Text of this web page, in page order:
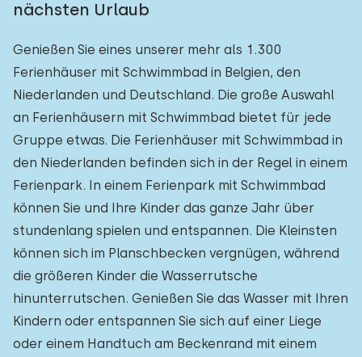
nächsten Urlaub
Genießen Sie eines unserer mehr als 1.300
Ferienhäuser mit Schwimmbad in Belgien, den
Niederlanden und Deutschland. Die große Auswahl
an Ferienhäusern mit Schwimmbad bietet für jede
Gruppe etwas. Die Ferienhäuser mit Schwimmbad in
den Niederlanden befinden sich in der Regel in einem
Ferienpark. In einem Ferienpark mit Schwimmbad
können Sie und Ihre Kinder das ganze Jahr über
stundenlang spielen und entspannen. Die Kleinsten
können sich im Planschbecken vergnügen, während
die größeren Kinder die Wasserrutsche
hinunterrutschen. Genießen Sie das Wasser mit Ihren
Kindern oder entspannen Sie sich auf einer Liege
oder einem Handtuch am Beckenrand mit einem